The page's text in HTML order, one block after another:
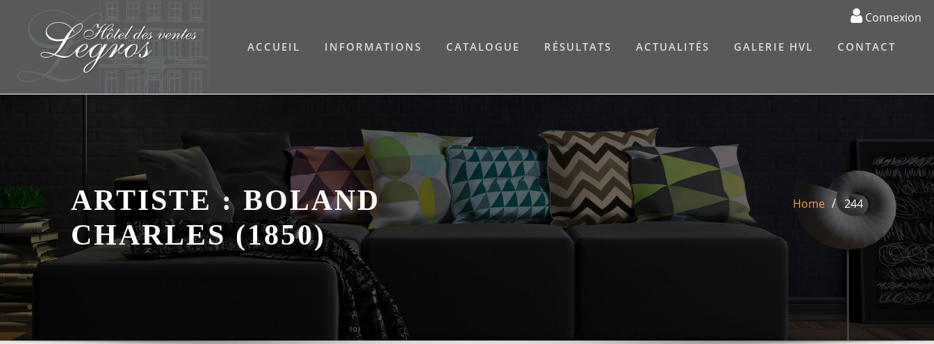
ACCUEIL INFORMATIONS CATALOGUE RÉSULTATS ACTUALITÉS GALERIE HVL CONTACT
Connexion
ARTISTE : BOLAND
CHARLES (1850)
Home 244